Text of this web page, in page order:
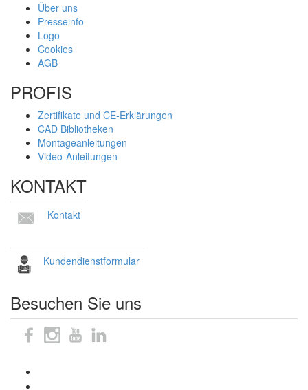
Über uns
Presseinfo
Logo
Cookies
AGB
PROFIS
Zertifikate und CE-Erklärungen
CAD Bibliotheken
Montageanleitungen
Video-Anleitungen
KONTAKT
Kontakt
Kundendienstformular
Besuchen Sie uns